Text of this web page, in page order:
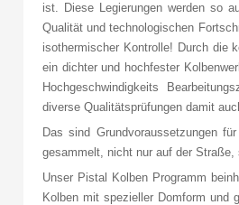
ist. Diese Legierungen werden so
Qualität und technologischen
isothermischer Kontrolle! Durch die
ein dichter und hochfester
Hochgeschwindigkeits
diverse Qualitätsprüfungen damit
Das sind Grundvoraussetzungen
gesammelt, nicht nur auf der
Unser Pistal Kolben Programm
Kolben mit spezieller Domform und